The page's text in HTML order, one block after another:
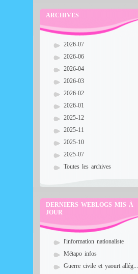
ARCHIVES
2026-07
2026-06
2026-04
2026-03
2026-02
2026-01
2025-12
2025-11
2025-10
2025-07
Toutes les archives
DERNIERS WEBLOGS MIS À
JOUR
l'information nationaliste
Métapo infos
Guerre civile et yaourt allég...